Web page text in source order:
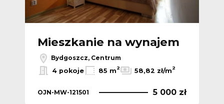
Mieszkanie na wynajem
Bydgoszcz, Centrum
4 pokoje
85 m2 58,82 zł/m2
OJN-MW-121501 5 000 zł